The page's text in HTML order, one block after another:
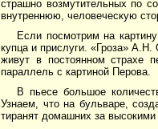
страшно возмутительных по
внутреннюю, человеческую
Если посмотрим на
купца и прислуги. «Гроза»
живут в постоянном страхе
параллель с картиной Перова.
В пьесе большое
Узнаем, что на бульваре,
тиранят домашних за